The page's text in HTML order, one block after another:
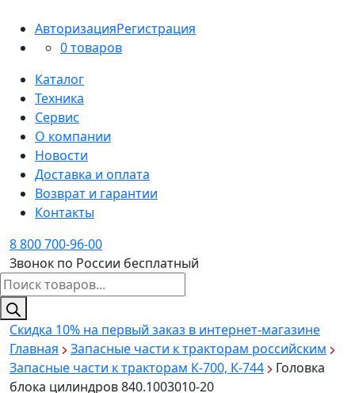
АвторизацияРегистрация
0 товаров
Каталог
Техника
Сервис
О компании
Новости
Доставка и оплата
Возврат и гарантии
Контакты
8 800 700-96-00
Звонок по России бесплатный
Поиск
товаров
Скидка 10% на первый заказ в интернет-магазине
Главная
Запасные части к тракторам российским
Запасные части к тракторам К-700, К-744
Головка
блока цилиндров 840.1003010-20